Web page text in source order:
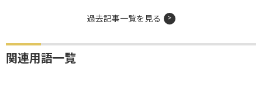
過去記事一覧を見る
関連用語一覧